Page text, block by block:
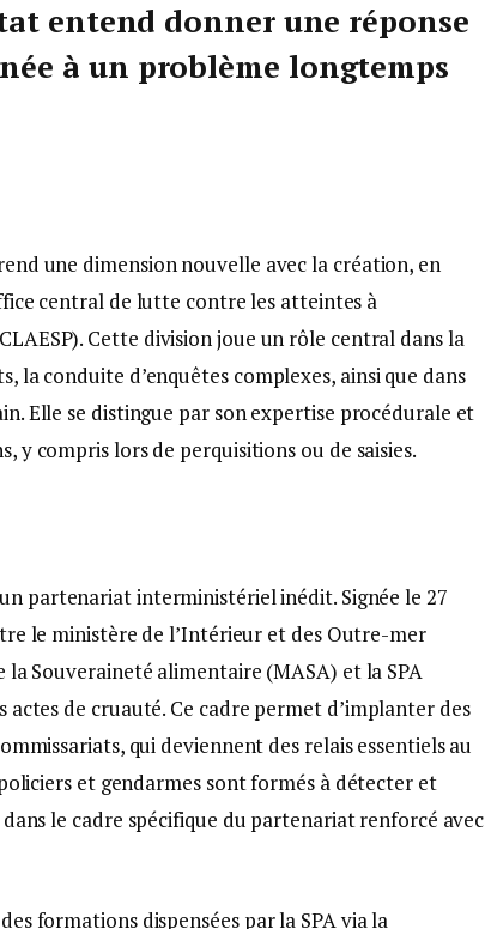
entend donner une réponse
à un problème longtemps
une dimension nouvelle avec la création, en
central de lutte contre les atteintes à
Cette division joue un rôle central dans la
conduite d’enquêtes complexes, ainsi que dans
Elle se distingue par son expertise procédurale et
y compris lors de perquisitions ou de saisies.
partenariat interministériel inédit. Signée le 27
le ministère de l’Intérieur et des Outre-mer
Souveraineté alimentaire (MASA) et la SPA
de cruauté. Ce cadre permet d’implanter des
qui deviennent des relais essentiels au
et gendarmes sont formés à détecter et
le cadre spécifique du partenariat renforcé avec
formations dispensées par la SPA via la